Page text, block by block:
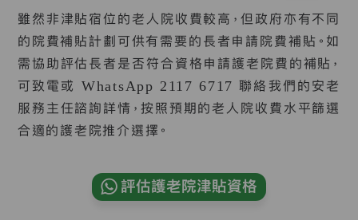
雖然非津貼宿位的老人院收費較高，但政府亦有不同
的院費補貼計劃可供有需要的長者申請院費補貼。如
需協助評估長者是否符合資格申請護老院費的補貼，
可致電或 WhatsApp 2117 6717 聯絡我們的安老
服務主任諮詢詳情，按照預期的老人院收費水平篩選
合適的護老院推介選擇。
評估護老院津貼資格